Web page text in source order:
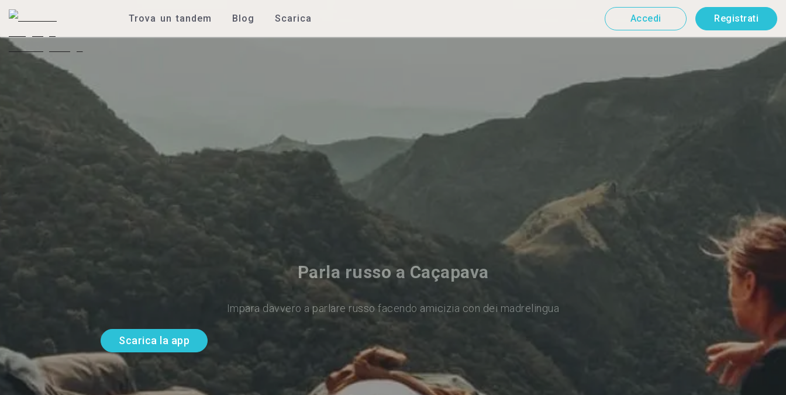
Trova un tandem Blog Scarica Accedi Registrati
Parla russo a Caçapava
Impara davvero a parlare russo facendo amicizia con dei madrelingua
Scarica la app